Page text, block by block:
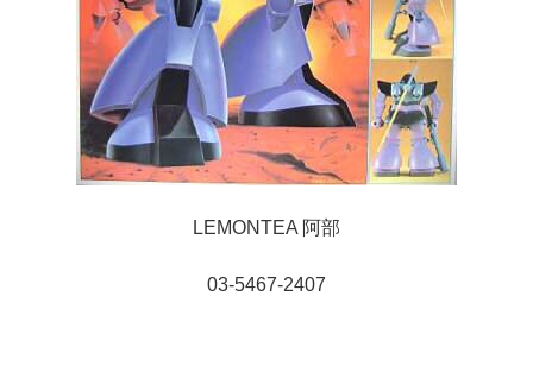
LEMONTEA 阿部
03-5467-2407